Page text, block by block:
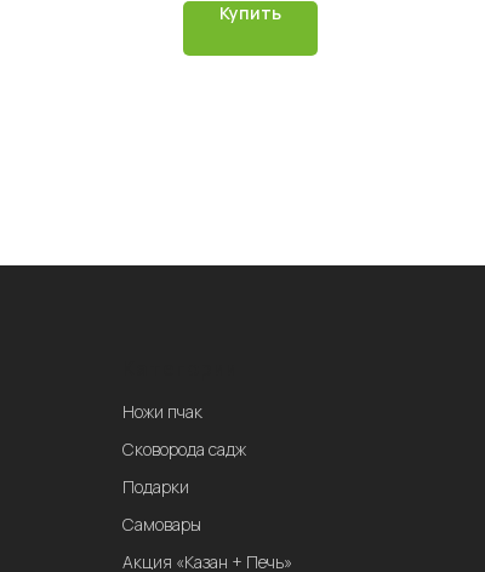
Купить
Ножи пчак
Сковорода садж
Подарки
Самовары
Акция «Казан + Печь»